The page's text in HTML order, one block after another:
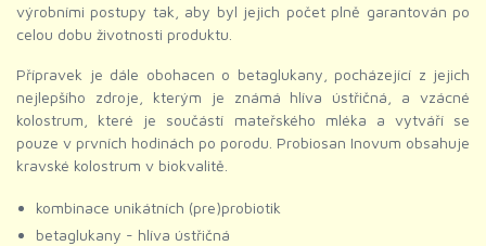
výrobními postupy tak, aby byl jejich počet plně garantován po
celou dobu životnosti produktu.
Přípravek je dále obohacen o betaglukany, pocházející z jejich
nejlepšího zdroje, kterým je známá hlíva ústřičná, a vzácné
kolostrum, které je součástí mateřského mléka a vytváří se
pouze v prvních hodinách po porodu. Probiosan Inovum obsahuje
kravské kolostrum v biokvalitě.
kombinace unikátních (pre)probiotik
betaglukany - hlíva ústřičná